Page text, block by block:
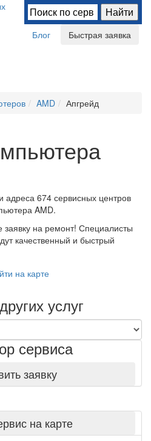
Блог
Быстрая заявка
AMD Апгрейд
адреса 674 сервисных центров
AMD.
на ремонт! Специалисты
качественный и быстрый
на карте
услуг
сервиса
заявку
на карте